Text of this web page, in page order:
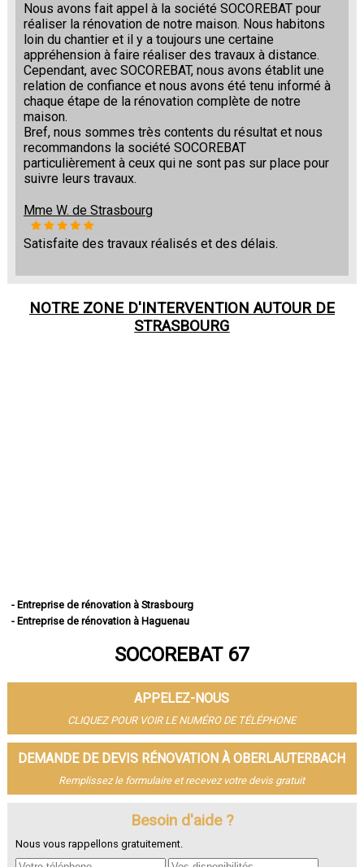
Nous avons fait appel à la société SOCOREBAT pour
réaliser la rénovation de notre maison. Nous habitons
loin du chantier et il y a toujours une certaine
appréhension à faire réaliser des travaux à distance.
Cependant, avec SOCOREBAT, nous avons établit une
relation de confiance et nous avons été tenu informé à
chaque étape de la rénovation complète de notre
maison.
Bref, nous sommes très contents du résultat et nous
recommandons la société SOCOREBAT
particulièrement à ceux qui ne sont pas sur place pour
suivre leurs travaux.
Mme W. de Strasbourg
Satisfaite des travaux réalisés et des délais.
NOTRE ZONE D'INTERVENTION AUTOUR DE
STRASBOURG
- Entreprise de rénovation à Strasbourg
- Entreprise de rénovation à Haguenau
- Entreprise de rénovation à Illkirch-Graffenstaden
- Entreprise de rénovation à Bischheim
- Entreprise de rénovation à Lingolsheim
- Entreprise de rénovation à Bischwiller
- Entreprise de rénovation à Saverne
- Entreprise de rénovation à Obernai
- Entreprise de rénovation à Ostwald
- Entreprise de rénovation à Hœnheim
- Entreprise de rénovation à Brumath
- Entreprise de rénovation à Molsheim
- Entreprise de rénovation à Wissembourg
SOCOREBAT 67
APPELEZ-NOUS
CLIQUEZ POUR VOIR LE NUMÉRO DE TÉLÉPHONE
DEMANDE DE DEVIS RÉNOVATION À OBERLAUTERBACH
Remplissez le formulaire et recevez votre devis gratuit
Besoin d'aide ?
Nous vous rappellons gratuitement.